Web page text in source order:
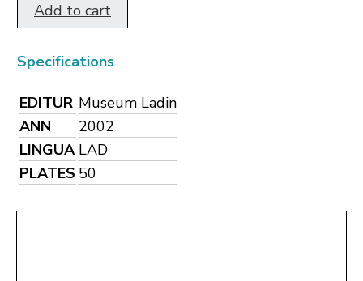
Add to cart
Specifications
EDITUR Museum Ladin
ANN
2002
LINGUA LAD
PLATES 50